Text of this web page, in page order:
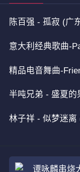
陈百强 - 孤寂 (广
精品电音舞曲-
半吨兄弟 - 盛夏的
林子祥 - 似梦迷离